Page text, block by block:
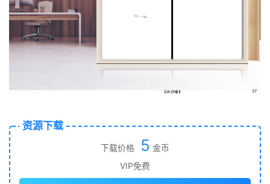
资源下载
下载价格 5 金币
VIP免费